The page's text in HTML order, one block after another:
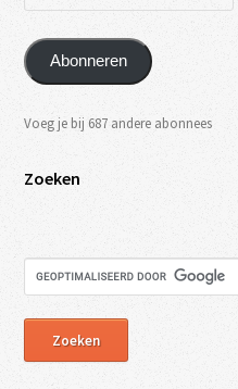
Abonneren
Voeg je bij 687 andere abonnees
Zoeken